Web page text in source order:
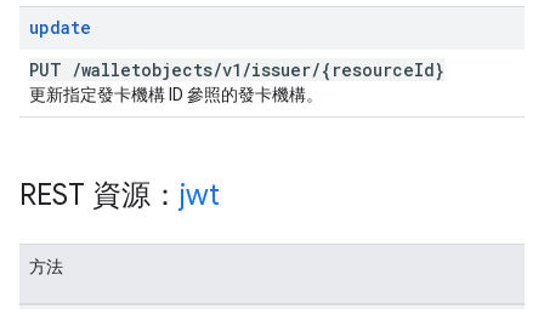
update
PUT /walletobjects/v1 /issuer/{resourceId}
更新指定發卡機構 ID 參照的發卡機構。
REST 資源： jwt
方法